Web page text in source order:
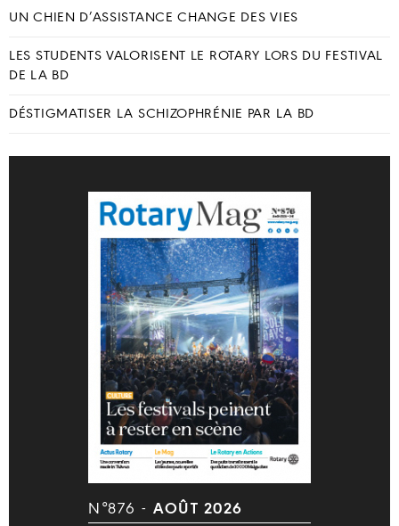
UN CHIEN D’ASSISTANCE CHANGE DES VIES
LES STUDENTS VALORISENT LE ROTARY LORS DU FESTIVAL
DE LA BD
DÉSTIGMATISER LA SCHIZOPHRÉNIE PAR LA BD
N°876 - AOÛT 2026